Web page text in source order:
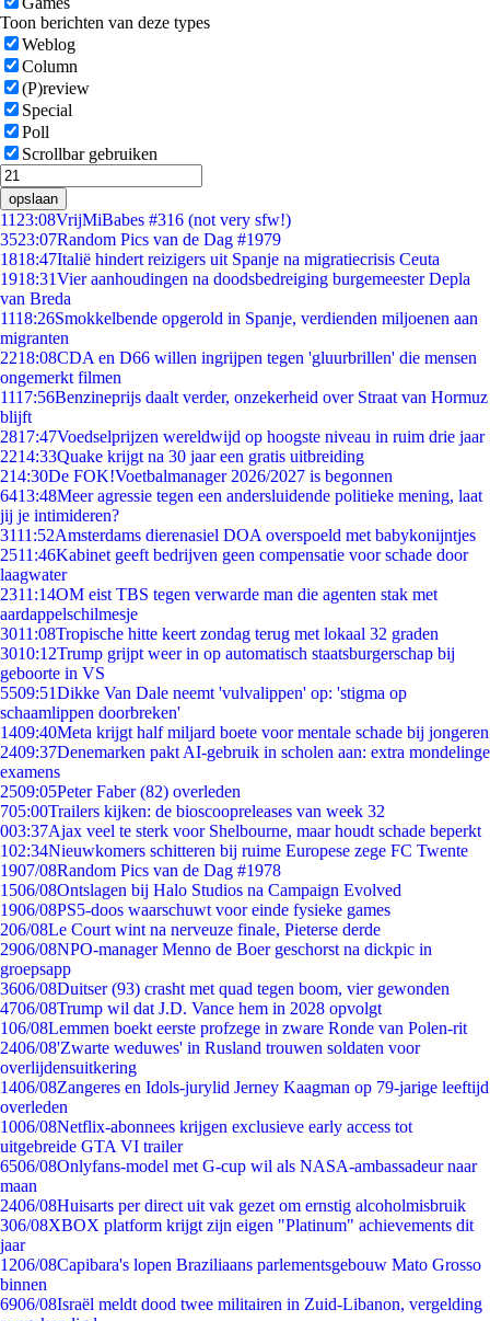
Toon berichten van deze types
Weblog
Column
(P)review
Special
Poll
Scrollbar gebruiken
opslaan
11 23:08VrijMiBabes #316 (not very sfw!)
3523:07Random Pics van de Dag #1979
1818:47Italië hindert reizigers uit Spanje na migratiecrisis Ceuta
1918:31Vier aanhoudingen na doodsbedreiging burgemeester Depla
van Breda
1118:26Smokkelbende opgerold in Spanje, verdienden miljoenen aan
migranten
2218:08CDA en D66 willen ingrijpen tegen 'gluurbrillen' die mensen
ongemerkt filmen
1117:56Benzineprijs daalt verder, onzekerheid over Straat van Hormuz
blijft
2817:47Voedselprijzen wereldwijd op hoogste niveau in ruim drie jaar
2214:33Quake krijgt na 30 jaar een gratis uitbreiding
214:30De FOK!Voetbalmanager 2026/2027 is begonnen
6413:48Meer agressie tegen een andersluidende politieke mening, laat
jij je intimideren?
3111:52Amsterdams dierenasiel DOA overspoeld met babykonijntjes
2511:46Kabinet geeft bedrijven geen compensatie voor schade door
laagwater
2311:14OM eist TBS tegen verwarde man die agenten stak met
aardappelschilmesje
3011:08Tropische hitte keert zondag terug met lokaal 32 graden
3010:12Trump grijpt weer in op automatisch staatsburgerschap bij
geboorte in VS
5509:51Dikke Van Dale neemt 'vulvalippen' op: 'stigma op
schaamlippen doorbreken'
1409:40Meta krijgt half miljard boete voor mentale schade bij jongeren
2409:37Denemarken pakt AI-gebruik in scholen aan: extra mondelinge
examens
2509:05Peter Faber (82) overleden
705:00Trailers kijken: de bioscoopreleases van week 32
003:37Ajax veel te sterk voor Shelbourne, maar houdt schade beperkt
102:34Nieuwkomers schitteren bij ruime Europese zege FC Twente
1907/08Random Pics van de Dag #1978
1506/08Ontslagen bij Halo Studios na Campaign Evolved
1906/08PS5-doos waarschuwt voor einde fysieke games
206/08Le Court wint na nerveuze finale, Pieterse derde
2906/08NPO-manager Menno de Boer geschorst na dickpic in
groepsapp
3606/08Duitser (93) crasht met quad tegen boom, vier gewonden
4706/08Trump wil dat J.D. Vance hem in 2028 opvolgt
106/08Lemmen boekt eerste profzege in zware Ronde van Polen-rit
2406/08'Zwarte weduwes' in Rusland trouwen soldaten voor
overlijdensuitkering
1406/08Zangeres en Idols-jurylid Jerney Kaagman op 79-jarige leeftijd
overleden
1006/08Netflix-abonnees krijgen exclusieve early access tot
uitgebreide GTA VI trailer
6506/08Onlyfans-model met G-cup wil als NASA-ambassadeur naar
maan
2406/08Huisarts per direct uit vak gezet om ernstig alcoholmisbruik
306/08XBOX platform krijgt zijn eigen "Platinum" achievements dit
jaar
1206/08Capibara's lopen Braziliaans parlementsgebouw Mato Grosso
binnen
6906/08Israël meldt dood twee militairen in Zuid-Libanon, vergelding